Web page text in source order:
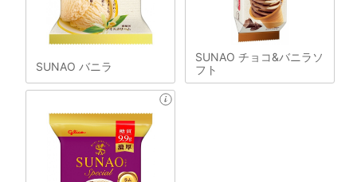
SUNAO バニラ
SUNAO チョコ&バニラソ
フト